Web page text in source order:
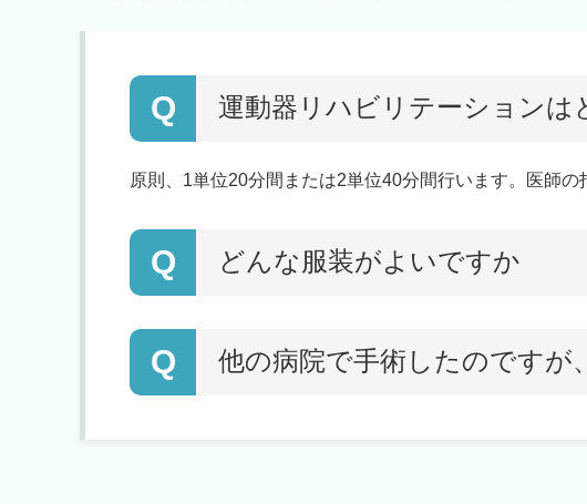
Q 運動器リハビリテーションは
原則、1単位20分間または2単位40分間行います。医師
Q どんな服装がよいですか
Q 他の病院で手術したのです